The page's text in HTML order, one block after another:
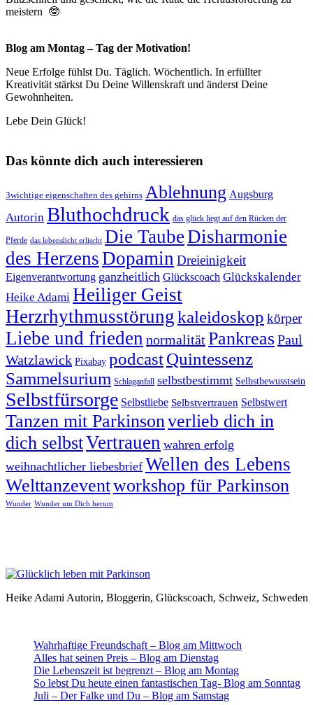
meistern 🤓
Blog am Montag – Tag der Motivation!
Neue Erfolge fühlst Du. Täglich. Wöchentlich. In erfüllter
Kreativität stärkst Du Deine Willenskraft und änderst Deine
Gewohnheiten.
Lebe Dein Glück!
Das könnte dich auch interessieren
3wichtige eigenschaften des gehirns Ablehnung Augsburg
Autorin Bluthochdruck das glück liegt auf den Rücken der
Pferde das lebenslicht erlischt Die TaubeDisharmonie
des HerzensDopamin Dreieinigkeit
Eigenverantwortung ganzheitlich Glückscoach Glückskalender
Heike Adami Heiliger Geist
Herzrhythmusstörungkaleidoskop körper
Liebe und frieden normalitätPankreasPaul
Watzlawick Pixabay podcastQuintessenz
Sammelsurium Schlaganfall selbstbestimmt Selbstbewusstsein
Selbstfürsorge Selbstliebe Selbstvertrauen Selbstwert
Tanzen mit Parkinsonverlieb dich in
dich selbstVertrauen wahren erfolg
weihnachtlicher liebesbrief Wellen des Lebens
Welttanzeventworkshop für Parkinson
Wunder Wunder um Dich herum
Heike Adami Autorin, Bloggerin, Glückscoach, Schweiz, Schweden
Wahrhaftige Freundschaft – Blog am Mittwoch
Alles hat seinen Preis – Blog am Dienstag
Die Lebenszeit ist begrenzt – Blog am Montag
So lebst Du heute einen fantastischen Tag- Blog am Sonntag
Juli – Der Falke und Du – Blog am Samstag